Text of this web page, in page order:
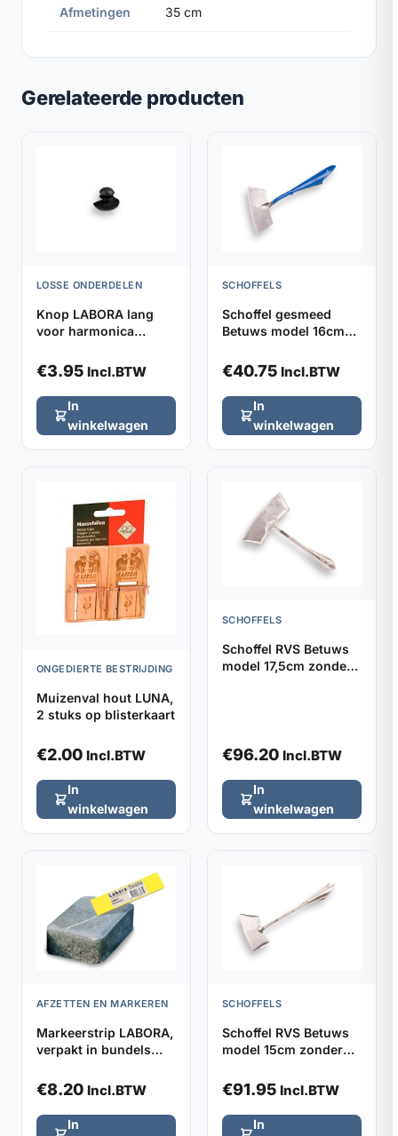
Afmetingen 35 cm
Gerelateerde producten
LOSSE ONDERDELEN
Knop LABORA lang
voor harmonica
verpakt per 2
€3.95 Incl.BTW
In
winkelwagen
SCHOFFELS
Schoffel gesmeed
Betuws model 16cm
€40.75 Incl.BTW
In
winkelwagen
ONGEDIERTE BESTRIJDING
Muizenval hout LUNA,
2 stuks op blisterkaart
€2.00 Incl.BTW
In
winkelwagen
SCHOFFELS
Schoffel RVS Betuws
model 17,5cm zonder
€96.20 Incl.BTW
In
winkelwagen
AFZETTEN EN MARKEREN
Markeerstrip LABORA,
verpakt in bundels
€8.20 Incl.BTW
In
SCHOFFELS
Schoffel RVS Betuws
model 15cm zonder
€91.95 Incl.BTW
In